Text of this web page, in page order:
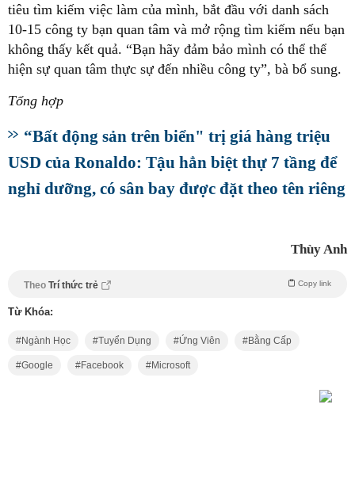
tiêu tìm kiếm việc làm của mình, bắt đầu với danh sách
10-15 công ty bạn quan tâm và mở rộng tìm kiếm nếu bạn
không thấy kết quả. “Bạn hãy đảm bảo mình có thể thể
hiện sự quan tâm thực sự đến nhiều công ty”, bà bổ sung.
Tổng hợp
“Bất động sản trên biển" trị giá hàng triệu
USD của Ronaldo: Tậu hẳn biệt thự 7 tầng để
nghỉ dưỡng, có sân bay được đặt theo tên riêng
Thùy Anh
Theo Trí thức trẻ Copy link
Từ Khóa:
Ngành Học Tuyển Dụng Ứng Viên Bằng Cấp
Google Facebook Microsoft